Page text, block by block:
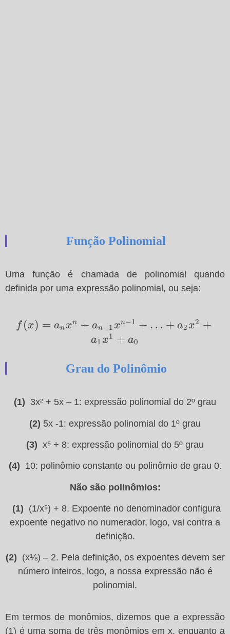
Função Polinomial
Uma função é chamada de polinomial quando
definida por uma expressão polinomial, ou seja:
f(x)=a_nx^n+a_{n-
1}x^{n-1}+…
f (x) = anxn + an−1xn−1 + … + a2x2 +
a1x1 + a0
Grau do Polinômio
(1) 3x² + 5x – 1: expressão polinomial do 2º grau
(2) 5x -1: expressão polinomial do 1º grau
(3) x⁵ + 8: expressão polinomial do 5º grau
(4) 10: polinômio constante ou polinômio de grau 0.
Não são polinômios:
(1) (1/x⁵) + 8. Expoente no denominador configura
expoente negativo no numerador, logo, vai contra a
definição.
(2) (x⅛) – 2. Pela definição, os expoentes devem ser
número inteiros, logo, a nossa expressão não é
polinomial.
Em termos de monômios, dizemos que a expressão
(1) é uma soma de três monômios em x, enquanto a